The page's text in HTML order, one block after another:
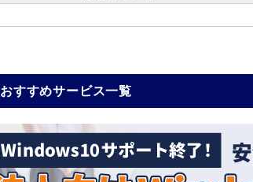
おすすめサービス一覧